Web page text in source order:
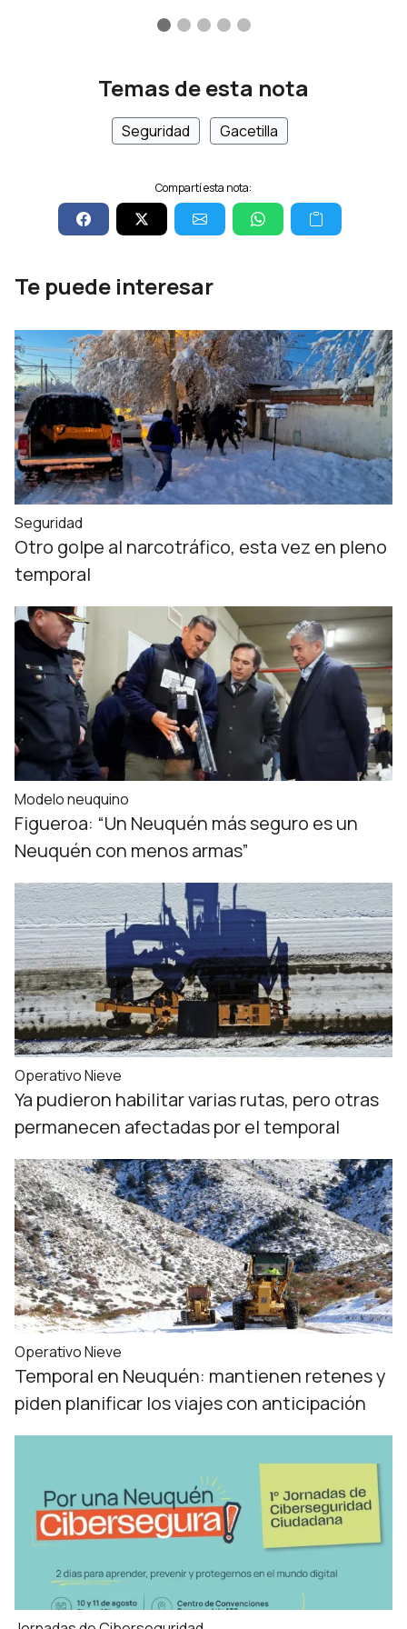
Temas de esta nota
Seguridad Gacetilla
Compartí esta nota:
Te puede interesar
Seguridad
Otro golpe al narcotráfico, esta vez en pleno
temporal
Modelo neuquino
Figueroa: “Un Neuquén más seguro es un
Neuquén con menos armas”
Operativo Nieve
Ya pudieron habilitar varias rutas, pero otras
permanecen afectadas por el temporal
Operativo Nieve
Temporal en Neuquén: mantienen retenes y
piden planificar los viajes con anticipación